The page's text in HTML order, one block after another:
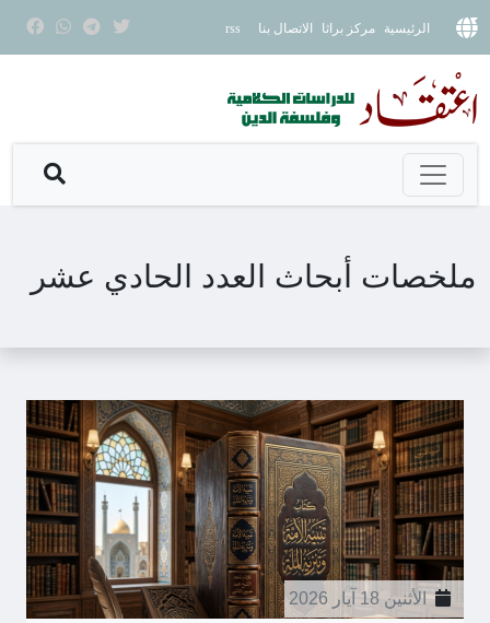
الرئيسية مركز براثا الاتصال بنا rss
ملخصات أبحاث العدد الحادي عشر
الأثنين 18 آيار 2026